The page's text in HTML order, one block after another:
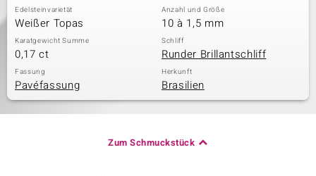
Edelsteinvarietät
Weißer Topas
Anzahl und Größe
10 à 1,5 mm
Karatgewicht Summe
0,17 ct
Schliff
Runder Brillantschliff
Fassung
Pavéfassung
Herkunft
Brasilien
Zum Schmuckstück